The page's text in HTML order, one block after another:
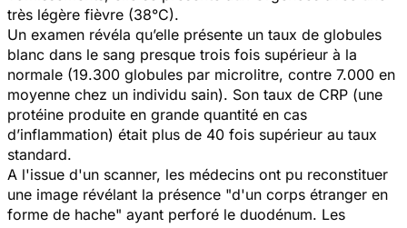
très légère fièvre (38°C).
Un examen révéla qu’elle présente un taux de globules
blanc dans le sang presque trois fois supérieur à la
normale (19.300 globules par microlitre, contre 7.000 en
moyenne chez un individu sain). Son taux de CRP (une
protéine produite en grande quantité en cas
d’inflammation) était plus de 40 fois supérieur au taux
standard.
A l'issue d'un scanner, les médecins ont pu reconstituer
une image révélant la présence "d'un corps étranger en
forme de hache" ayant perforé le duodénum. Les